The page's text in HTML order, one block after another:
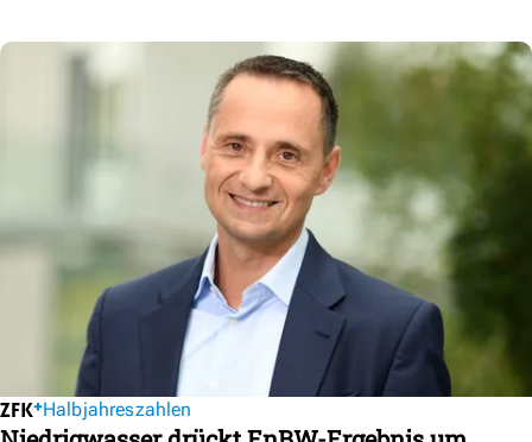
Halbjahreszahlen